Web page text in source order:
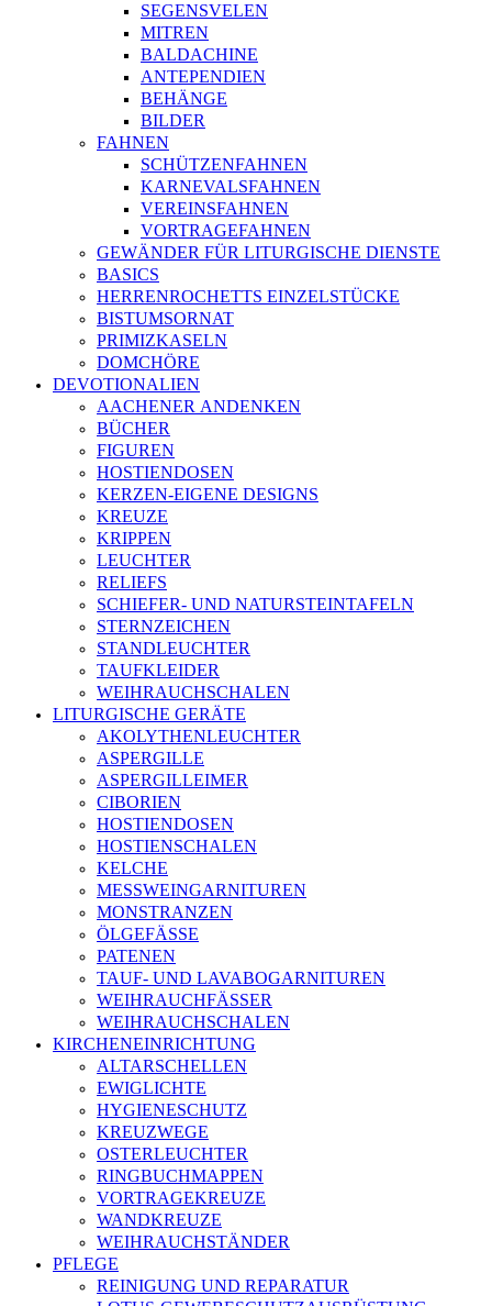
SEGENSVELEN
MITREN
BALDACHINE
ANTEPENDIEN
BEHÄNGE
BILDER
FAHNEN
SCHÜTZENFAHNEN
KARNEVALSFAHNEN
VEREINSFAHNEN
VORTRAGEFAHNEN
GEWÄNDER FÜR LITURGISCHE DIENSTE
BASICS
HERRENROCHETTS EINZELSTÜCKE
BISTUMSORNAT
PRIMIZKASELN
DOMCHÖRE
DEVOTIONALIEN
AACHENER ANDENKEN
BÜCHER
FIGUREN
HOSTIENDOSEN
KERZEN-EIGENE DESIGNS
KREUZE
KRIPPEN
LEUCHTER
RELIEFS
SCHIEFER- UND NATURSTEINTAFELN
STERNZEICHEN
STANDLEUCHTER
TAUFKLEIDER
WEIHRAUCHSCHALEN
LITURGISCHE GERÄTE
AKOLYTHENLEUCHTER
ASPERGILLE
ASPERGILLEIMER
CIBORIEN
HOSTIENDOSEN
HOSTIENSCHALEN
KELCHE
MESSWEINGARNITUREN
MONSTRANZEN
ÖLGEFÄSSE
PATENEN
TAUF- UND LAVABOGARNITUREN
WEIHRAUCHFÄSSER
WEIHRAUCHSCHALEN
KIRCHENEINRICHTUNG
ALTARSCHELLEN
EWIGLICHTE
HYGIENESCHUTZ
KREUZWEGE
OSTERLEUCHTER
RINGBUCHMAPPEN
VORTRAGEKREUZE
WANDKREUZE
WEIHRAUCHSTÄNDER
PFLEGE
REINIGUNG UND REPARATUR